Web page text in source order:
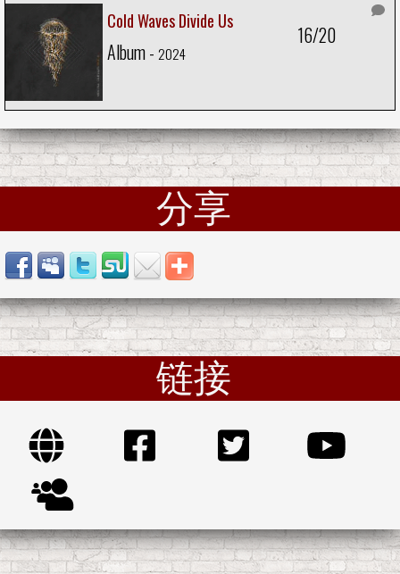
Cold Waves Divide Us
Album - 2024
16/20
分享
链接